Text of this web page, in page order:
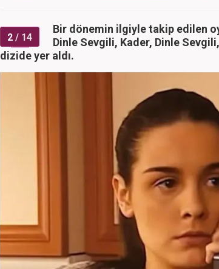
2 / 14
Bir dönemin ilgiyle takip edilen
Dinle Sevgili, Kader, Dinle
dizide yer aldı.